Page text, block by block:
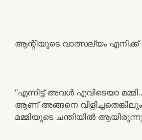
ആന്റിയുടെ വാത്സല്യം എനിക്ക്
“എന്നിട്ട് അവൾ എവിടെയാ
ആണ് അങ്ങനെ വിളിച്ചതെങ്കിലും
മമ്മിയുടെ ചന്തിയിൽ